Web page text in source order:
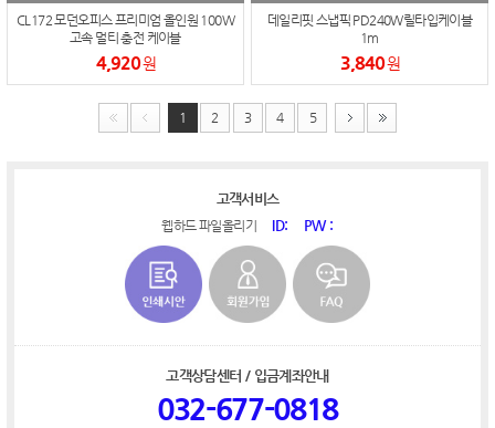
CL172 모던오피스 프리미엄 올인원 100W
고속 멀티 충전 케이블
4,920원
데일리핏 스냅픽 PD240W릴타입케이블
1m
3,840원
1 2 3 4 5
고객서비스
웹하드 파일올리기 ID: PW :
고객상담센터 / 입금계좌안내
032-677-0818